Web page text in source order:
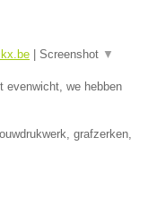
| Screenshot ▼
evenwicht, we hebben
grafzerken,